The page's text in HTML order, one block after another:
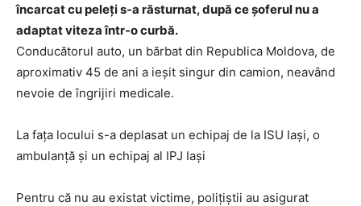
încarcat cu peleți s-a răsturnat, după ce șoferul nu a
adaptat viteza într-o curbă.
Conducătorul auto, un bărbat din Republica Moldova, de
aproximativ 45 de ani a ieșit singur din camion, neavând
nevoie de îngrijiri medicale.
La fața locului s-a deplasat un echipaj de la ISU Iași, o
ambulanță și un echipaj al IPJ Iași
Pentru că nu au existat victime, polițiștii au asigurat